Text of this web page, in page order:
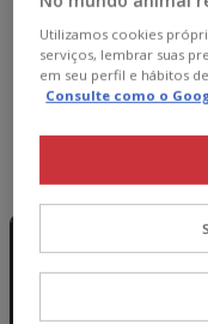
85
Utilizamos cookies
serviços, lembrar suas
em seu perfil e hábitos
Consulte como o